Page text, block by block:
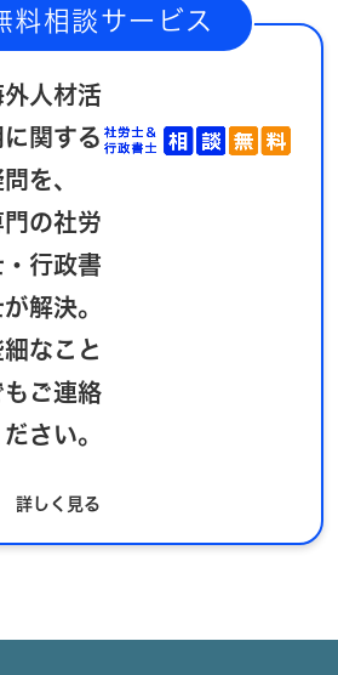
料相談サービス
外人材活
に関する
を、
門の社労
・行政書
解決。
細なこと
もご連絡
ださい。
詳しく見る